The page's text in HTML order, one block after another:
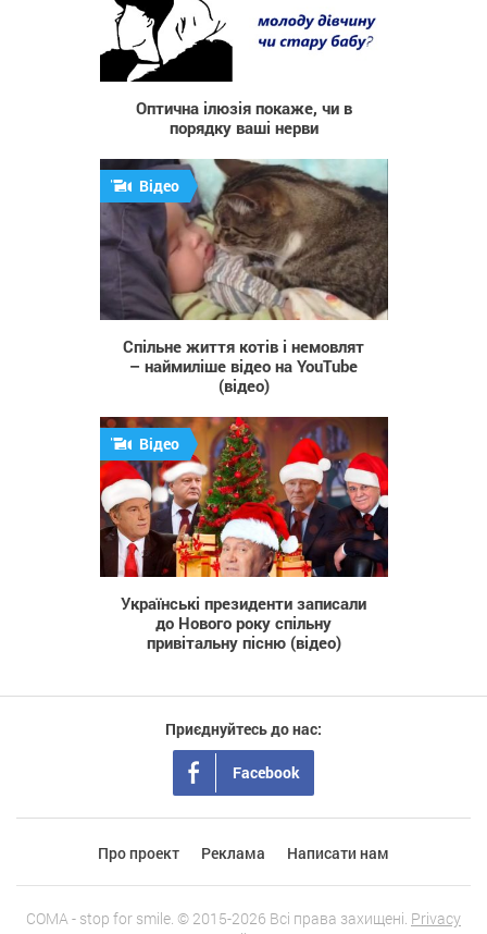
Оптична ілюзія покаже, чи в
порядку ваші нерви
1 764
Відео
Спільне життя котів і немовлят
– наймиліше відео на YouTube
(відео)
5 819
Відео
Українські президенти записали
до Нового року спільну
привітальну пісню (відео)
Приєднуйтесь до нас:
Facebook
Про проект Реклама Написати нам
COMA - stop for smile. © 2015-2026 Всі права захищені. Privacy